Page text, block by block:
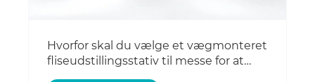
Hvorfor skal du vælge et vægmonteret
fliseudstillingsstativ til messe for at